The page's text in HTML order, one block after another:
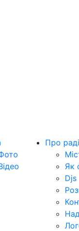
Про
Як
Djs